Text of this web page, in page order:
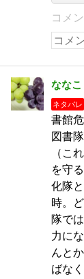
コメ
ななこ
ネタバレ
書館
図書
（こ
を守
化隊
時。
隊で
力に
んと
ばな